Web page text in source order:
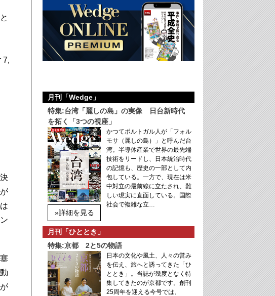
7,
月刊「Wedge」
特集:台湾「麗しの島」の実像 日台新時代
を拓く「3つの視座」
»詳細を見る
かつてポルトガル人が「フォル
モサ（麗しの島）」と呼んだ台
湾。半導体産業で世界の最先端
技術をリードし、日本統治時代
の記憶も、歴史の一部として内
包している。一方で、現在は米
中対立の最前線に立たされ、難
しい現実に直面している。国際
社会で複雑な立…
月刊「ひととき」
特集:京都 2と5の物語
日本の文化や風土、人々の営み
を伝え、旅へと誘ってきた「ひ
ととき」。当誌が幾度となく特
集してきたのが京都です。創刊
25周年を迎える今号では、